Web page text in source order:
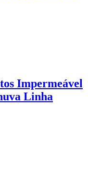
Impermeável
Linha